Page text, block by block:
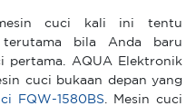
cuci kali ini tentu
terutama bila Anda baru
pertama. AQUA Elektronik
cuci bukaan depan yang
FQW-1580BS
. Mesin cuci